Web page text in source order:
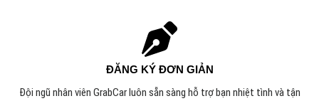
ĐĂNG KÝ ĐƠN GIẢN
Đội ngũ nhân viên GrabCar luôn sẵn sàng hỗ trợ bạn nhiệt tình và tận